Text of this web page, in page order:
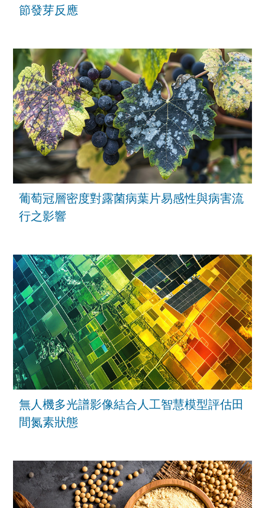
節發芽反應
葡萄冠層密度對露菌病葉片易感性與病害流
行之影響
無人機多光譜影像結合人工智慧模型評估田
間氮素狀態